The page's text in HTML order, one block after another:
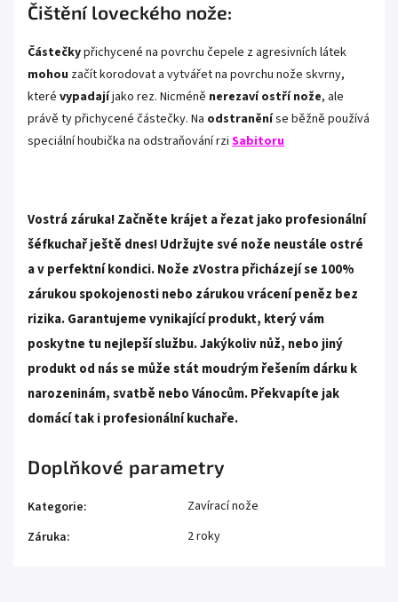
Čištění loveckého nože:
Částečkypřichycené na povrchu čepele z agresivních látek
mohou začít korodovat a vytvářet na povrchu nože skvrny,
které vypadajíjako rez. Nicméně nerezaví ostří nože, ale
právě ty přichycené částečky. Na odstraněníse běžně používá
speciální houbička na odstraňování rzi Sabitoru
Vostrá záruka!Začněte krájet a řezat jako profesionální
šéfkuchař ještě dnes! Udržujte své nože neustále ostré
a v perfektní kondici. Nože zVostra přicházejí se 100%
zárukou spokojenosti nebo zárukou vrácení peněz bez
rizika. Garantujeme vynikající produkt, který vám
poskytne tu nejlepší službu. Jakýkoliv nůž, nebo jiný
produkt od nás se může stát moudrým řešením dárku k
narozeninám, svatbě nebo Vánocům. Překvapíte jak
domácí tak i profesionální kuchaře.
Doplňkové parametry
Kategorie:
Zavírací nože
Záruka: 2 roky